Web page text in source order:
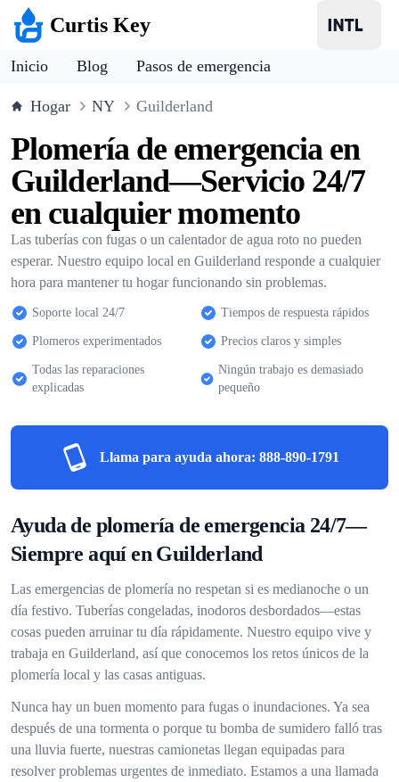
Curtis Key
Inicio Blog Pasos de emergencia
Hogar NY Guilderland
Plomería de emergencia en
Guilderland—Servicio 24/7
en cualquier momento
Las tuberías con fugas o un calentador de agua roto no pueden
esperar. Nuestro equipo local en Guilderland responde a cualquier
hora para mantener tu hogar funcionando sin problemas.
Soporte local 24/7 Tiempos de respuesta rápidos
Plomeros experimentados Precios claros y simples
Todas las reparaciones
explicadas
Ningún trabajo es demasiado
pequeño
Llama para ayuda ahora: 888-890-1791
Ayuda de plomería de emergencia 24/7—
Siempre aquí en Guilderland
Las emergencias de plomería no respetan si es medianoche o un
día festivo. Tuberías congeladas, inodoros desbordados—estas
cosas pueden arruinar tu día rápidamente. Nuestro equipo vive y
trabaja en Guilderland, así que conocemos los retos únicos de la
plomería local y las casas antiguas.
Nunca hay un buen momento para fugas o inundaciones. Ya sea
después de una tormenta o porque tu bomba de sumidero falló tras
una lluvia fuerte, nuestras camionetas llegan equipadas para
resolver problemas urgentes de inmediato. Estamos a una llamada